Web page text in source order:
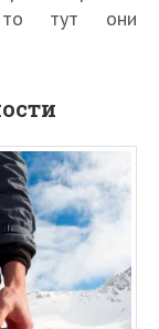
то тут они